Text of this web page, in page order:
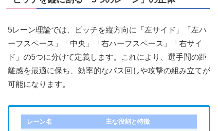
5レーン理論では、ピッチを縦方向に「左サイド」「左ハ
ーフスペース」「中央」「右ハーフスペース」「右サイ
ド」の5つに分けて定義します。これにより、選手間の距
離感を最適に保ち、効率的なパス回しや攻撃の組み立てが
可能になります。
レーン名
主な役割と特徴